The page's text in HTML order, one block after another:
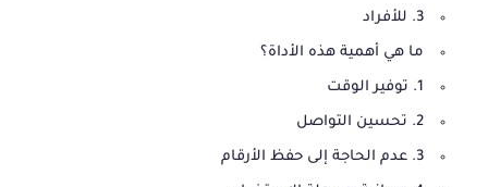
3. للأفراد
ما هي أهمية هذه الأداة؟
1. توفير الوقت
2. تحسين التواصل
3. عدم الحاجة إلى حفظ الأرقام